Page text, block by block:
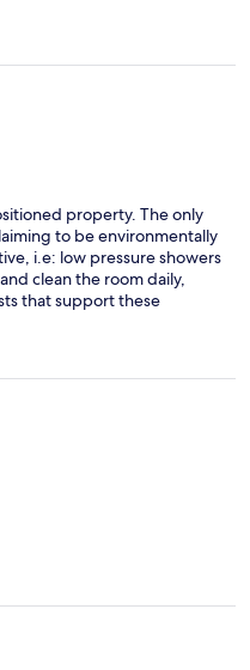
property. The only
to be environmentally
i.e: low pressure showers
clean the room daily,
that support these
Please have some skin in
for your guests.